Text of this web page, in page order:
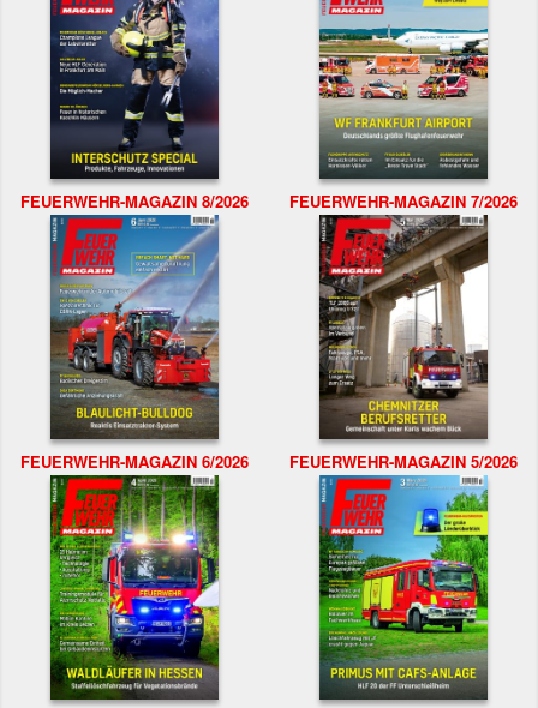
FEUERWEHR-MAGAZIN 8/2026 FEUERWEHR-MAGAZIN 7/2026
FEUERWEHR-MAGAZIN 6/2026 FEUERWEHR-MAGAZIN 5/2026